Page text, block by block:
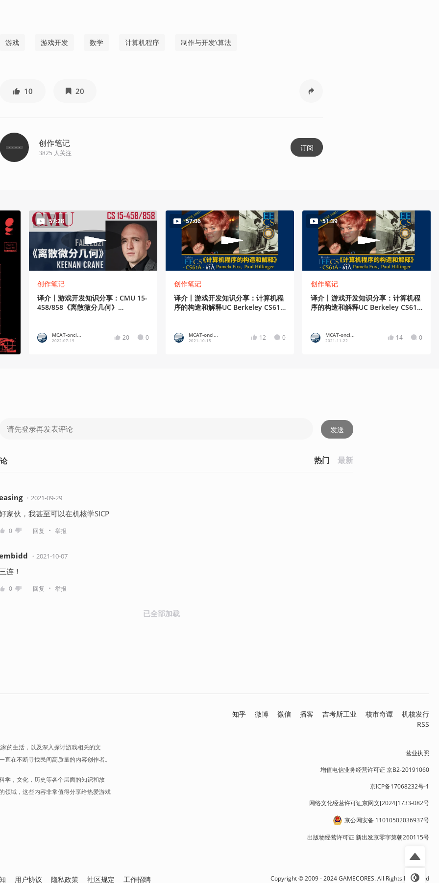
游戏 游戏开发 数学 计算机程序 制作与开发\算法
10 20
创作笔记
3825 人关注
订阅
57:28
创作笔记
译介丨游戏开发知识分享：CMU 15-
458/858《离散微分几何》
MCAT-oncl...
2022-07-19 20 0
57:06
创作笔记
译介丨游戏开发知识分享：计算机程
序的构造和解释UC Berkeley CS61A
MCAT-oncl...
2021-10-15 12 0
51:39
创作笔记
译介丨游戏开发知识分享：计算机程
序的构造和解释UC Berkeley CS61A
MCAT-oncl...
2021-11-22 14 0
发送
热门 最新
・ 2021-09-29
家伙，我甚至可以在机核学SICP
0 回复 ・ 举报
・ 2021-10-07
连！
0 回复 ・ 举报
已全部加载
的生活，以及深入探讨游戏相关的文
在不断寻找民间高质量的内容创作者。
学，文化，历史等各个层面的知识和故
领域，这些内容非常值得分享给热爱游戏
知乎 微博 微信 播客 吉考斯工业 核市奇谭
机核发行
RSS
营业执照
增值电信业务经营许可证 京B2-20191060
京ICP备17068232号-1
网络文化经营许可证京网文[2024]1733-082号
京公网安备 11010502036937号
出版物经营许可证 新出发京零字第朝260115号
用户协议 隐私政策 社区规定 工作招聘 Copyright © 2009 - 2024 GAMECORES. All Rights Reserved